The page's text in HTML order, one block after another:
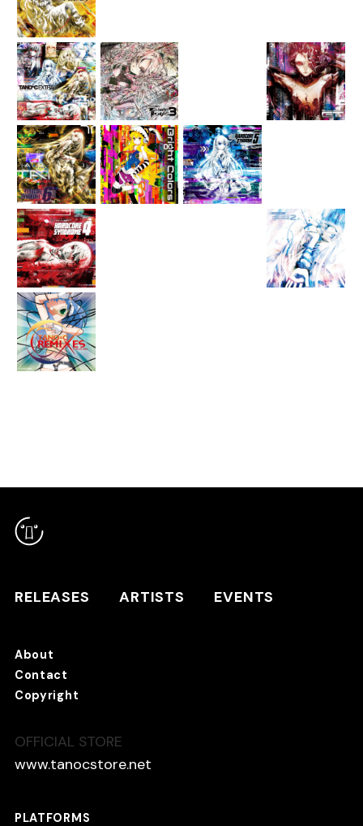
RELEASES
ARTISTS
TANO*C STORE ⇗
About
Contact
RELEASES ARTISTS EVENTS
About
Contact
Copyright
PLATFORMS
OFFICIAL STORE
www.tanocstore.net